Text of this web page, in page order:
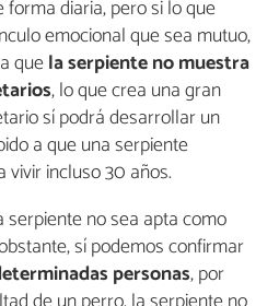
diaria, pero si lo que
emocional que sea mutuo,
quela serpiente no muestra
, lo que crea una gran
sí podrá desarrollar un
a que una serpiente
incluso 30 años.
no sea apta como
sí podemos confirmar
personas, por